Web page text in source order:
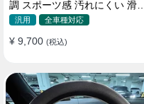
調 スポーツ感 汚れにくい 滑り
止め かっこいい 取り付け簡単
汎用 全車種対応
¥ 9,700 (税込)